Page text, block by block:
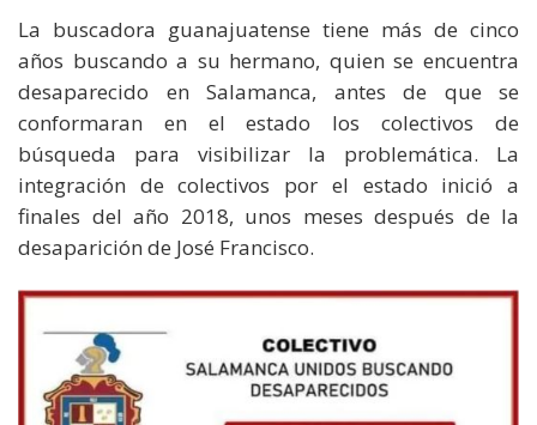
La buscadora guanajuatense tiene más de cinco
años buscando a su hermano, quien se encuentra
desaparecido en Salamanca, antes de que se
conformaran en el estado los colectivos de
búsqueda para visibilizar la problemática. La
integración de colectivos por el estado inició a
finales del año 2018, unos meses después de la
desaparición de José Francisco.